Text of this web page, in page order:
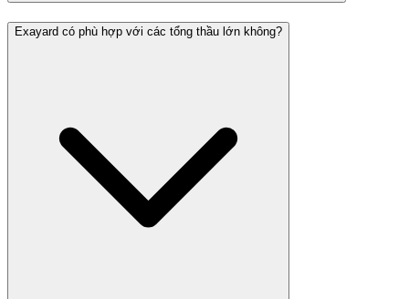
Exayard có phù hợp với các tổng thầu lớn không?